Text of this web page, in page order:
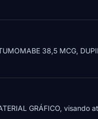
38,5 MCG,
GRÁFICO, visando